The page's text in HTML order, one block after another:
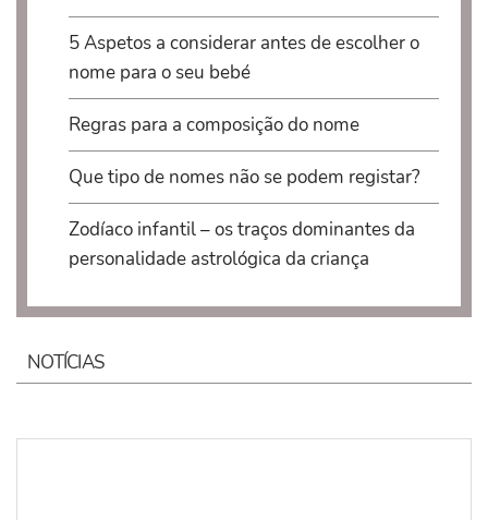
5 Aspetos a considerar antes de escolher o
nome para o seu bebé
Regras para a composição do nome
Que tipo de nomes não se podem registar?
Zodíaco infantil – os traços dominantes da
personalidade astrológica da criança
NOTÍCIAS